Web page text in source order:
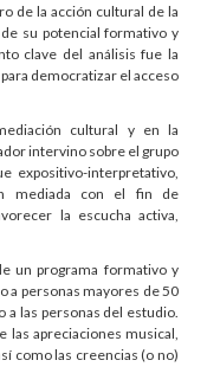
de la acción cultural de la
su potencial formativo y
clave del análisis fue la
democratizar el acceso
cultural y en la
intervino sobre el grupo
expositivo-interpretativo,
mediada con el fin de
la escucha activa,
un programa formativo y
a personas mayores de 50
a las personas del estudio.
las apreciaciones musical,
como las creencias (o no)